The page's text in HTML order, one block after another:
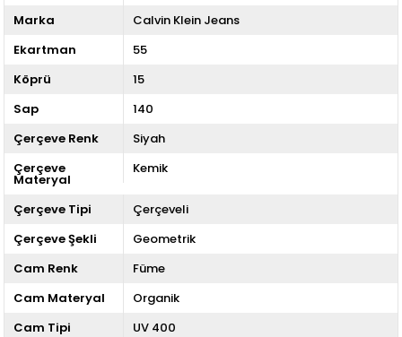
Marka
Calvin Klein Jeans
Ekartman
55
Köprü
15
Sap
140
Çerçeve Renk
Siyah
Çerçeve
Materyal
Kemik
Çerçeve Tipi
Çerçeveli
Çerçeve Şekli
Geometrik
Cam Renk
Füme
Cam Materyal
Organik
Cam Tipi
UV 400